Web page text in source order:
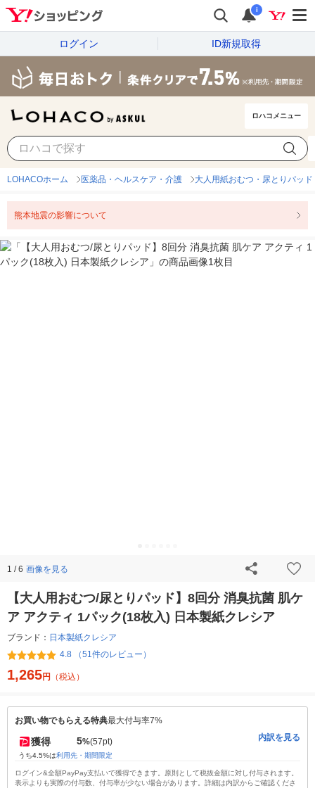
i
ログイン ID新規取得
ロハコメニュー
LOHACOホーム 医薬品・ヘルスケア・介護 大人用紙おむつ・尿とりパッド
熊本地震の影響について
1 / 6 画像を見る
【大人用おむつ/尿とりパッド】8回分 消臭抗菌 肌ケ
ア アクティ 1パック(18枚入) 日本製紙クレシア
ブランド： 日本製紙クレシア
4.8 （51件のレビュー）
1,265円 （税込）
お買い物でもらえる特典最大付与率7%
獲得 5%(57pt)
うち4.5%は利用先・期間限定
内訳を見る
ログイン&全額PayPay支払いで獲得できます。原則として税抜金額に対し付与されます。
表示よりも実際の付与数、付与率が少ない場合があります。詳細は内訳からご確認くださ